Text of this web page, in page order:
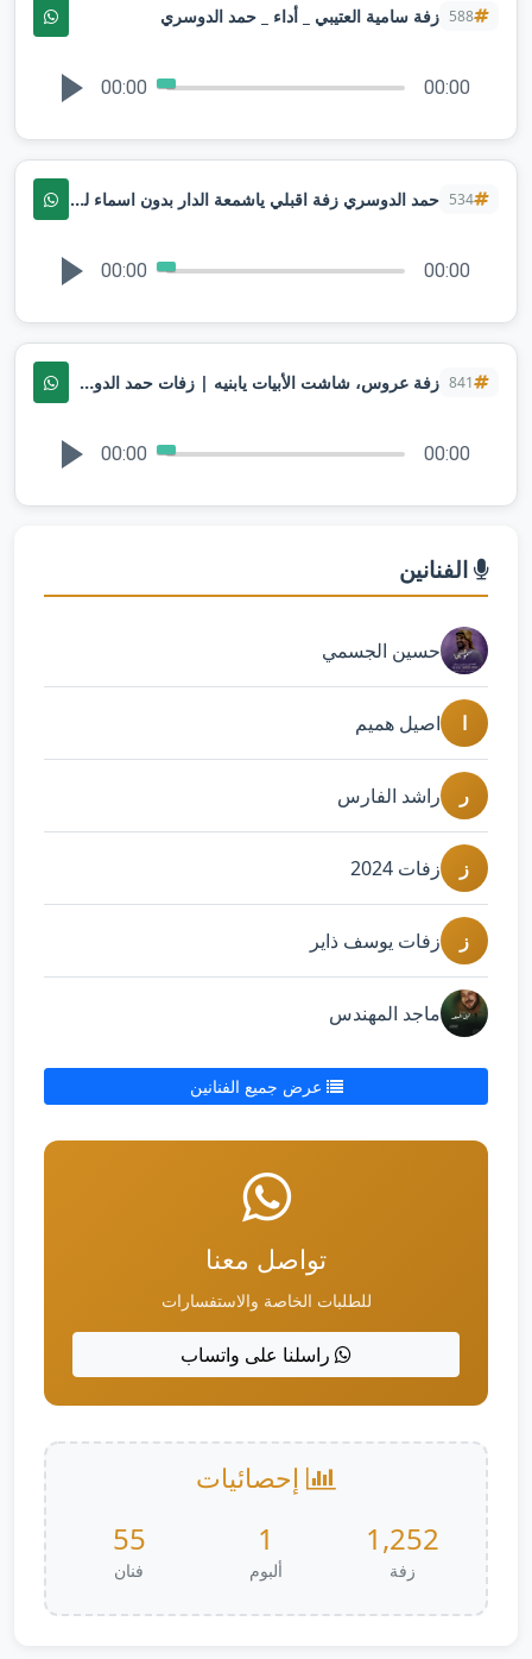
588 زفة سامية العتيبي _ أداء _ حمد الدوسري
00:00 00:00
534 حمد الدوسري زفة اقبلي ياشمعة الدار بدون اسماء لطلب بدون حقوق
00:00 00:00
841 زفة عروس، شاشت الأبيات يابنيه | زفات حمد الدوسري 2025 |تنفيذ بالاسماء
00:00 00:00
الفنانين
حسين الجسمي
ا اصيل هميم
ر راشد الفارس
ز زفات 2024
ز زفات يوسف ذاير
ماجد المهندس
عرض جميع الفنانين
تواصل معنا
للطلبات الخاصة والاستفسارات
راسلنا على واتساب
إحصائيات
1,252
زفة
1
ألبوم
55
فنان